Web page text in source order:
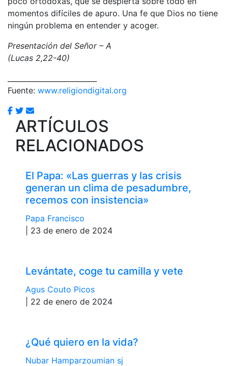
momentos difíciles de apuro. Una fe que Dios no tiene
ningún problema en entender y acoger.
Presentación del Señor – A
(Lucas 2,22-40)
Fuente: www.religiondigital.org
ARTÍCULOS
RELACIONADOS
El Papa: «Las guerras y las crisis
generan un clima de pesadumbre,
recemos con insistencia»
Papa Francisco
| 23 de enero de 2024
Levántate, coge tu camilla y vete
Agus Couto Picos
| 22 de enero de 2024
¿Qué quiero en la vida?
Nubar Hamparzoumian sj